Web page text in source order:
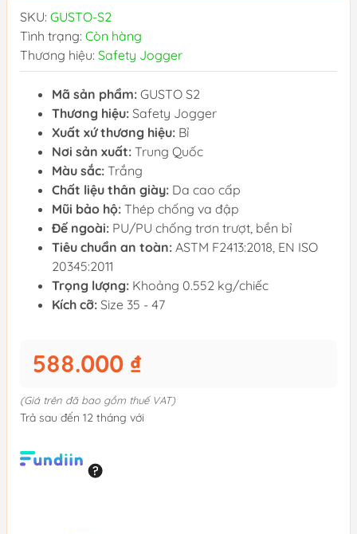
SKU: GUSTO-S2
Tình trạng: Còn hàng
Thương hiệu: Safety Jogger
Mã sản phẩm: GUSTO S2
Thương hiệu: Safety Jogger
Xuất xứ thương hiệu: Bỉ
Nơi sản xuất: Trung Quốc
Màu sắc: Trắng
Chất liệu thân giày: Da cao cấp
Mũi bảo hộ: Thép chống va đập
Đế ngoài: PU/PU chống trơn trượt, bền bỉ
Tiêu chuẩn an toàn: ASTM F2413:2018, EN ISO
20345:2011
Trọng lượng: Khoảng 0.552 kg/chiếc
Kích cỡ: Size 35 - 47
588.000 ₫
(Giá trên đã bao gồm thuế VAT)
Trả sau đến 12 tháng với